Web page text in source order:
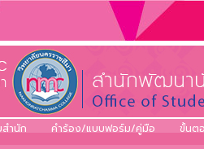
ำนัก คำร้อง/แบบฟอร์ม/คู่มือ
ขั้นต